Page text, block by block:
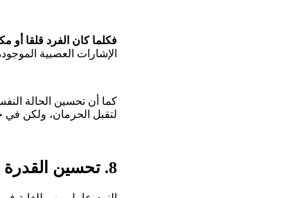
فكلما كان الفرد قلقا أو
الإشارات العصبية
كما أن تحسين الحالة
لتقبل الحرمان، ولكن في
8. تحسين القدرة على النوم